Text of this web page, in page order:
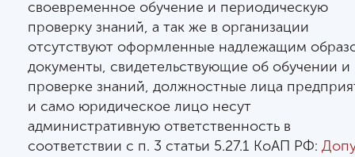
своевременное обучение и периодическую
проверку знаний, а так же в организации
отсутствуют оформленные надлежащим
документы, свидетельствующие об обучении и
проверке знаний, должностные лица
и само юридическое лицо несут
административную ответственность в
соответствии с п. 3 статьи 5.27.1 КоАП РФ: